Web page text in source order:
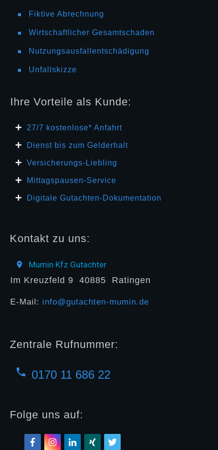
Fiktive Abrechnung
Wirtschaftlicher Gesamtschaden
Nutzungsausfallentschädigung
Unfallskizze
Ihre Vorteile als Kunde:
27/7 kosten lose* Anfahrt
Dienst bis zum Gelderhalt
Versicherungs-Liebling
Mittagspausen-Service
Digitale Gutachten-Dokumentation
Kontakt zu uns:
Mumin Kfz Gutachter
Im Kreuzfeld 9 40885 Ratingen
E-Mail: info@gutachten-mumin.de
Zentrale Rufnummer:
0170 11 686 22
Folge uns auf: